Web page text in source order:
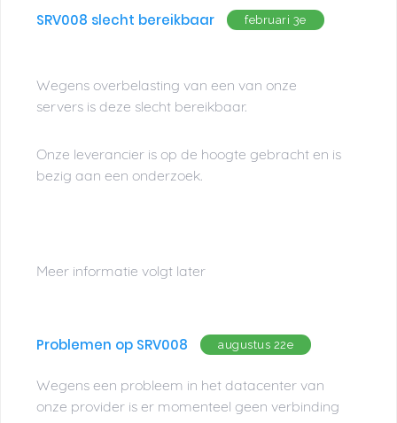
februari 3e
SRV008 slecht bereikbaar
Wegens overbelasting van een van onze
servers is deze slecht bereikbaar.
Onze leverancier is op de hoogte gebracht en is
bezig aan een onderzoek.
Meer informatie volgt later
augustus 22e
Problemen op SRV008
Wegens een probleem in het datacenter van
onze provider is er momenteel geen verbinding